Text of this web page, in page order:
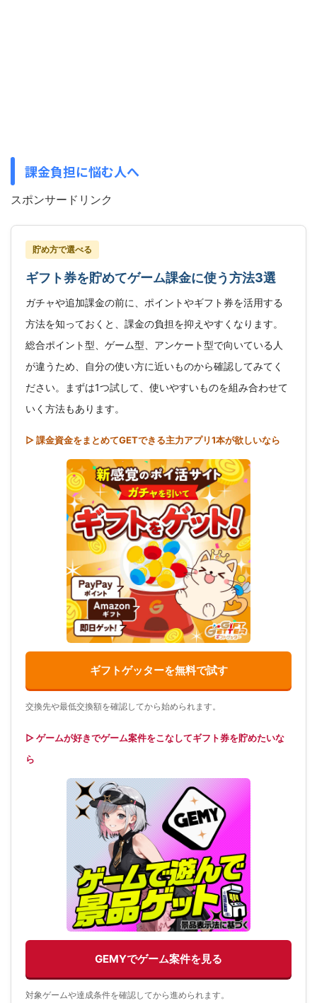
課金負担に悩む人へ
スポンサードリンク
貯め方で選べる
ギフト券を貯めてゲーム課金に使う方法3選
ガチャや追加課金の前に、ポイントやギフト券を活用する
方法を知っておくと、課金の負担を抑えやすくなります。
総合ポイント型、ゲーム型、アンケート型で向いている人
が違うため、自分の使い方に近いものから確認してみてく
ださい。まずは1つ試して、使いやすいものを組み合わせて
いく方法もあります。
▷ 課金資金をまとめてGETできる主力アプリ1本が欲しいなら
ギフトゲッターを無料で試す
交換先や最低交換額を確認してから始められます。
▷ ゲームが好きでゲーム案件をこなしてギフト券を貯めたいな
ら
GEMYでゲーム案件を見る
対象ゲームや達成条件を確認してから進められます。